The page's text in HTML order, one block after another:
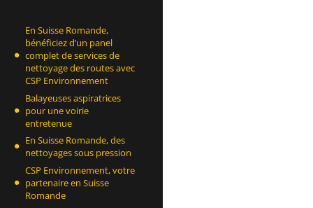
En Suisse Romande,
bénéficiez d’un panel
complet de services de
nettoyage des routes avec
CSP Environnement
Balayeuses aspiratrices
pour une voirie
entretenue
En Suisse Romande, des
nettoyages sous pression
CSP Environnement, votre
partenaire en Suisse
Romande